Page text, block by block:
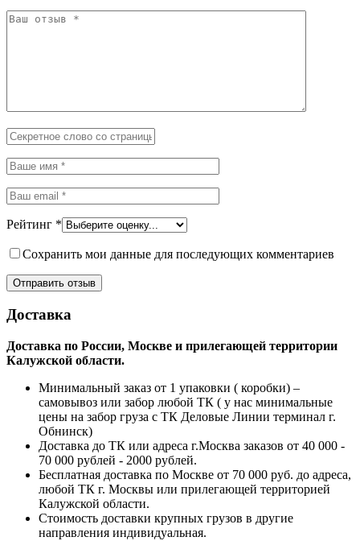
Рейтинг *
Сохранить мои данные для последующих комментариев
Доставка
Доставка по России, Москве и прилегающей территории
Калужской области.
Минимальный заказ от 1 упаковки ( коробки) –
самовывоз или забор любой ТК ( у нас минимальные
цены на забор груза с ТК Деловые Линии терминал г.
Обнинск)
Доставка до ТК или адреса г.Москва заказов от 40 000 -
70 000 рублей - 2000 рублей.
Бесплатная доставка по Москве от 70 000 руб. до адреса,
любой ТК г. Москвы или прилегающей территорией
Калужской области.
Стоимость доставки крупных грузов в другие
направления индивидуальная.